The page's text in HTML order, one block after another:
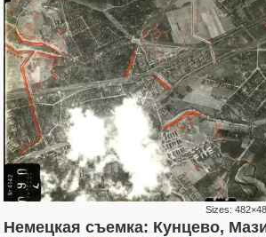
Sizes:
Немецкая съемка: Кунцево,
1,407,232 29,248
319,878 8,286
27,131 310 1,117 29